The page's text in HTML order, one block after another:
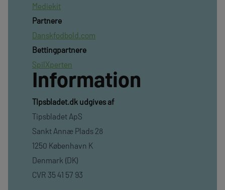
Mediekit
Partnere
Danskfodbold.com
Bettingpartnere
SpilXperten
Information
TIpsbladet.dk udgives af
Tipsbladet ApS
Sankt Annæ Plads 28
1250 København K
Denmark (DK)
CVR 35 41 57 93